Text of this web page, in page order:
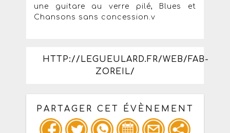
une guitare au verre pilé, Blues et
Chansons sans concession.v
HTTP://LEGUEULARD.FR/WEB/FAB-
ZOREIL/
PARTAGER CET ÉVÈNEMENT